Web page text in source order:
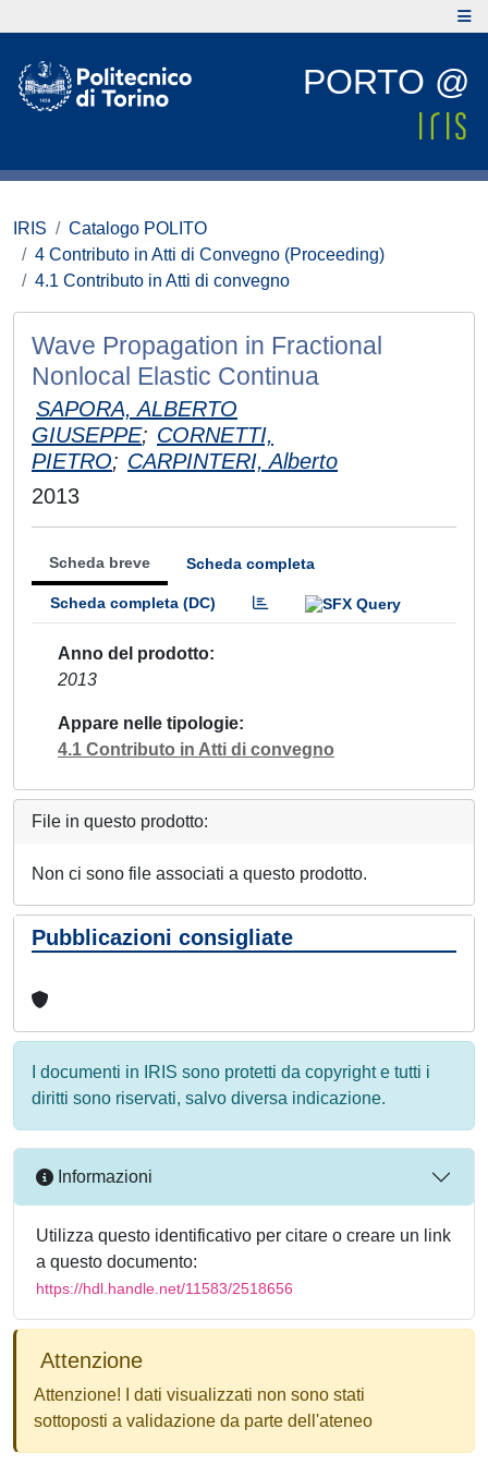
PORTO @
IRIS
Catalogo POLITO
4 Contributo in Atti di Convegno (Proceeding)
4.1 Contributo in Atti di convegno
Wave Propagation in Fractional
Nonlocal Elastic Continua
SAPORA, ALBERTO
GIUSEPPE; CORNETTI,
PIETRO; CARPINTERI, Alberto
2013
Scheda breve Scheda completa
Scheda completa (DC)
Anno del prodotto
2013
Appare nelle tipologie
4.1 Contributo in Atti di convegno
File in questo prodotto:
Non ci sono file associati a questo prodotto.
Pubblicazioni consigliate
I documenti in IRIS sono protetti da copyright e tutti i
diritti sono riservati, salvo diversa indicazione.
Informazioni
Utilizza questo identificativo per citare o creare un link
a questo documento:
https://hdl.handle.net/11583/2518656
Attenzione
Attenzione! I dati visualizzati non sono stati
sottoposti a validazione da parte dell'ateneo